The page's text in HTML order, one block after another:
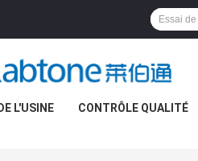
L'USINE CONTRÔLE QUALITÉ